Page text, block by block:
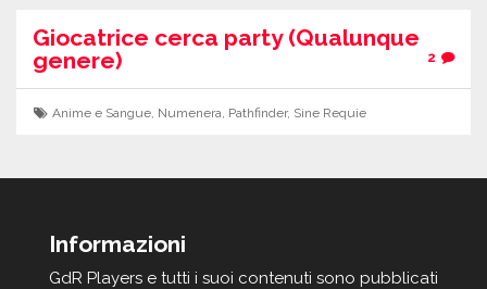
Giocatrice cerca party (Qualunque
genere)
2
Anime e Sangue, Numenera, Pathfinder, Sine Requie
Informazioni
GdR Players e tutti i suoi contenuti sono pubblicati